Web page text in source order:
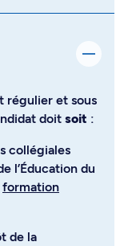
régulier et sous
doit soit :
collégiales
l’Éducation du
formation
de la